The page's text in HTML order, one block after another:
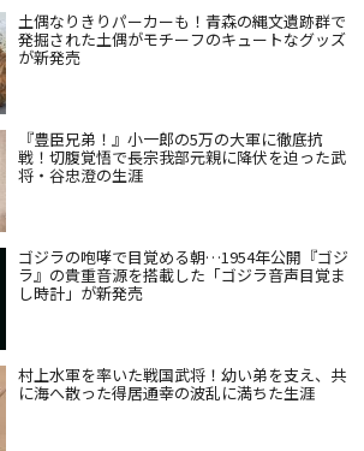
土偶なりきりパーカーも！青森の縄文遺跡群で
発掘された土偶がモチーフのキュートなグッズ
が新発売
『豊臣兄弟！』小一郎の5万の大軍に徹底抗
戦！切腹覚悟で長宗我部元親に降伏を迫った武
将・谷忠澄の生涯
ゴジラの咆哮で目覚める朝…1954年公開『ゴジ
ラ』の貴重音源を搭載した「ゴジラ音声目覚ま
し時計」が新発売
村上水軍を率いた戦国武将！幼い弟を支え、共
に海へ散った得居通幸の波乱に満ちた生涯